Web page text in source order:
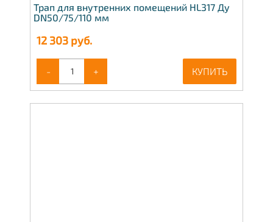
Трап для внутренних помещений HL317 Ду
DN50/75/110 мм
12 303 руб.
- + КУПИТЬ